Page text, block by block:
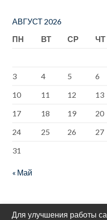
АВГУСТ 2026
ПН
ВТ СР ЧТ
3
4 5 6
10
11 12 13
17
18 19 20
24
25 26 27
31
« Май
Для улучшения работы